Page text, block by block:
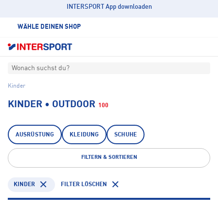
INTERSPORT App downloaden
WÄHLE DEINEN SHOP
Wonach suchst du?
Kinder
KINDER • OUTDOOR 100
AUSRÜSTUNG KLEIDUNG SCHUHE
FILTERN & SORTIEREN
KINDER FILTER LÖSCHEN